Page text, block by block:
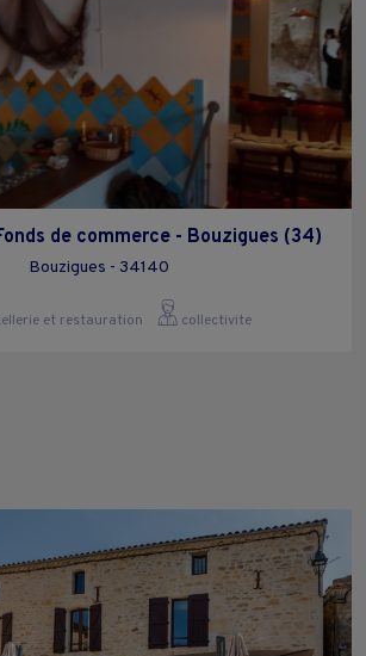
de commerce - Bouzigues (34)
Bouzigues - 34140
et restauration collectivite